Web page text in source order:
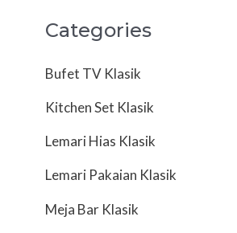
Categories
Bufet TV Klasik
Kitchen Set Klasik
Lemari Hias Klasik
Lemari Pakaian Klasik
Meja Bar Klasik